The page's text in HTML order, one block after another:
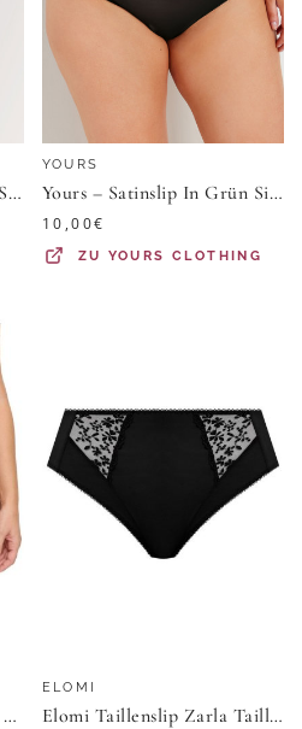
Yours – Dehnbare Slips In Schwarz, 5Erset Size 46-48
YOURS
Yours – Satinslip In Grün Size 58-60
10,00€
ZU YOURS CLOTHING
Susa Bikinislip Damen Slip Lagos (Stück, 1-St) Zwickel
ELOMI
Elomi Taillenslip Zarla Taillenslip mit hohem Bein